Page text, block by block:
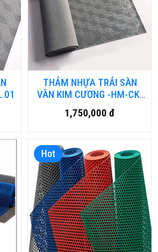
THẢM NHỰA TRẢI SÀN
VÂN KIM CƯƠNG -HM-CK-
01
1,750,000 đ
Hot